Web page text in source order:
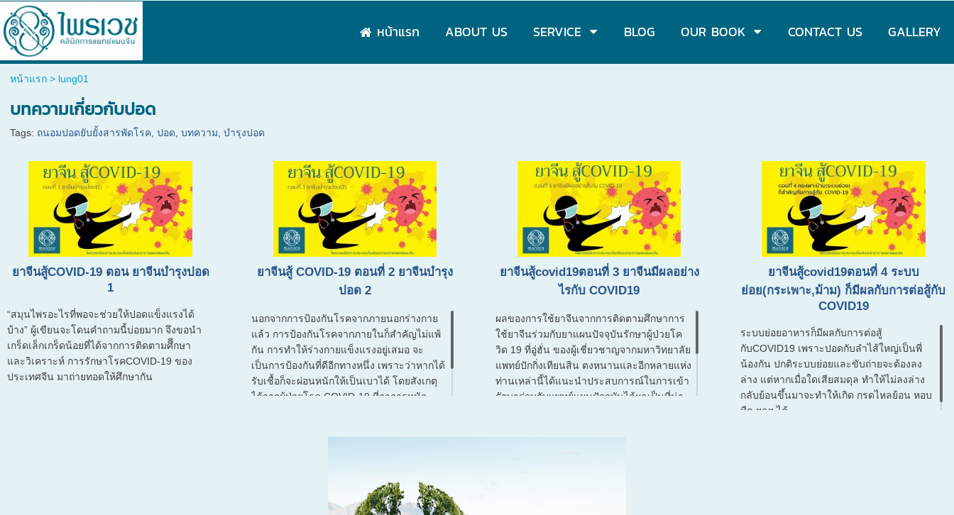
หน้าแรก ABOUT US SERVICE BLOG OUR BOOK CONTACT US GALLERY
หน้าแรก> lung01
บทความเกี่ยวกับปอด
Tags: ถนอมปอดยับยั้งสารพัดโรค ปอด บทความ บำรุงปอด
ยาจีนสู้COVID-19 ตอน ยาจีนบำรุงปอด
1
“สมุนไพรอะไรที่พอจะช่วยให้ปอดแข็งแรงได้
บ้าง” ผู้เขียนจะโดนคำถามนี้บ่อยมาก จึงขอนำ
เกร็ดเล็กเกร็ดน้อยที่ได้จากการติดตามศึีกษา
และวิเคราะห์ การรักษาโรคCOVID-19 ของ
ประเทศจีน มาถ่ายทอดให้ศึกษากัน
ยาจีนสู้ COVID-19 ตอนที่ 2 ยาจีนบำรุง
ปอด 2
นอกจากการป้องกันโรคจากภายนอกร่างกาย
แล้ว การป้องกันโรคจากภายในก็สำคัญไม่แพ้
กัน การทำให้ร่างกายแข็งแรงอยู่เสมอ จะ
เป็นการป้องกันที่ดีอีกทางหนึ่ง เพราะว่าหากได้
รับเชื้อก็จะผ่อนหนักให้เป็นเบาได้ โดยสังเกตุ
ได้จากผู้ป่วยโรค COVID-19 ที่อาการหนัก
ยาจีนสู้covid19ตอนที่ 3 ยาจีนมีผลอย่าง
ไรกับ COVID19
ผลของการใช้ยาจีนจากการติดตามศึกษาการ
ใช้ยาจีนร่วมกับยาแผนปัจจุบันรักษาผู้ป่วยโค
วิด 19 ที่อู่ฮั่น ของผู้เชี่ยวชาญจากมหาวิทยาลัย
แพทย์ปักกิ่งเทียนสิน ตงหนานและอีกหลายแห่ง
ท่านเหล่านี้ได้แนะนำประสบการณ์ในการเข้า
รักษาร่วมกับแพทย์แผนปัจจุบันได้ผลเป็นที่น่า
ยาจีนสู้covid19ตอนที่ 4 ระบบ
ย่อย(กระเพาะ,ม้าม) ก็มีผลกับการต่อสู้กับ
COVID19
ระบบย่อยอาหารก็มีผลกับการต่อสู้
กับCOVID19 เพราะปอดกับลำไส้ใหญ่เป็นพี่
น้องกัน ปกติระบบย่อยและขับถ่ายจะต้องลง
ล่าง แต่หากเมื่อใดเสียสมดุล ทำให้ไม่ลงล่าง
กลับย้อนขึ้นมาจะทำให้เกิด กรดไหลย้อน หอบ
หืด ฯลฯ ได้